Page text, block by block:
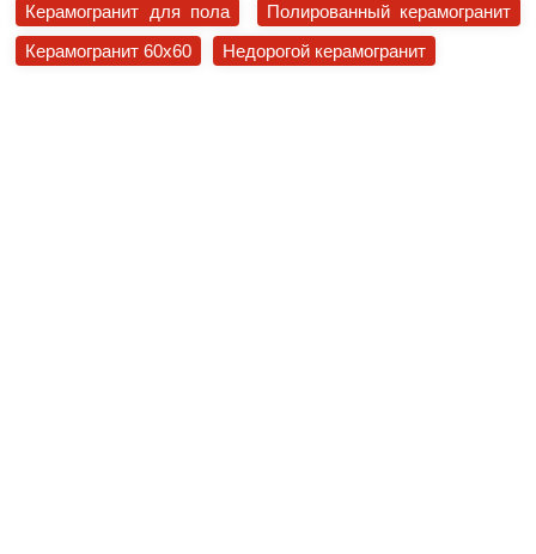
Керамогранит для пола
Полированный керамогранит
Керамогранит 60x60
Недорогой керамогранит